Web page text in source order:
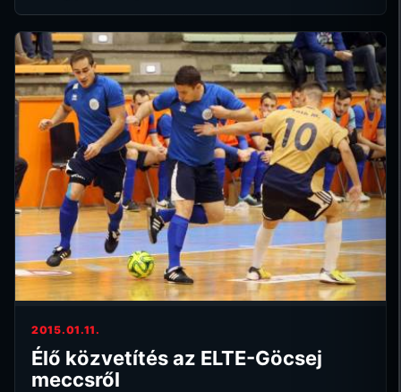
2015.01.11.
Élő közvetítés az ELTE-Göcsej
meccsről